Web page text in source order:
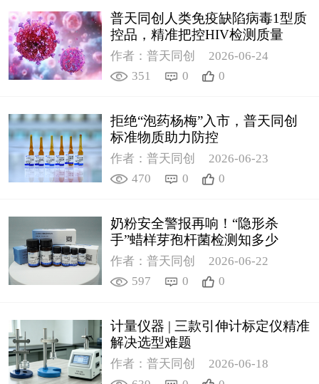
普天同创人类免疫缺陷病毒1型质
控品，精准把控HIV检测质量
作者：普天同创
2026-06-24
351
0 0
拒绝“泡药杨梅”入市，普天同创
标准物质助力防控
作者：普天同创
2026-06-23
470
0 0
奶粉安全警报再响！“隐形杀
手”蜡样芽孢杆菌检测知多少
作者：普天同创
2026-06-22
597
0 0
计量仪器 | 三款引伸计标定仪精准
解决选型难题
作者：普天同创
2026-06-18